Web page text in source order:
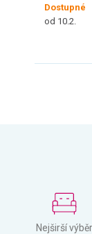
Dostupné
od 10.2.
Nejširší výběr